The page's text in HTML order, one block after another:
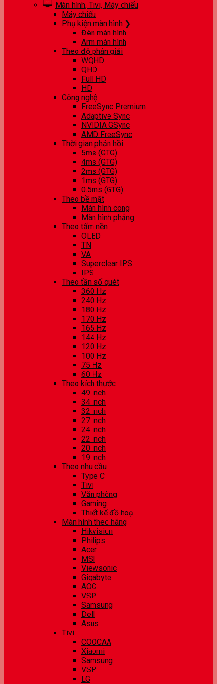
Màn hình, Tivi, Máy chiếu
Máy chiếu
Phụ kiện màn hình ❯
Đèn màn hình
Arm màn hình
Theo độ phân giải
WQHD
QHD
Full HD
HD
Công nghệ
FreeSync Premium
Adaptive Sync
NVIDIA GSync
AMD FreeSync
Thời gian phản hồi
5ms (GTG)
4ms (GTG)
2ms (GTG)
1ms (GTG)
0.5ms (GTG)
Theo bề mặt
Màn hình cong
Màn hình phẳng
Theo tấm nền
OLED
TN
VA
Superclear IPS
IPS
Theo tần số quét
360 Hz
240 Hz
180 Hz
170 Hz
165 Hz
144 Hz
120 Hz
100 Hz
75 Hz
60 Hz
Theo kích thước
49 inch
34 inch
32 inch
27 inch
24 inch
22 inch
20 inch
19 inch
Theo nhu cầu
Type C
Tivi
Văn phòng
Gaming
Thiết kế đồ hoạ
Màn hình theo hãng
Hikvision
Philips
Acer
MSI
Viewsonic
Gigabyte
AOC
VSP
Samsung
Dell
Asus
Tivi
COOCAA
Xiaomi
Samsung
VSP
LG